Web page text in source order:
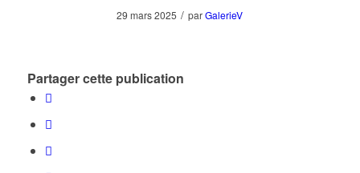
29 mars 2025 / parGalerieV
Partager cette publication